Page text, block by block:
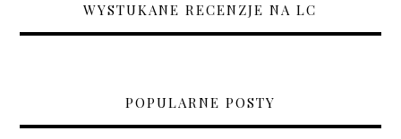
WYSTUKANE RECENZJE NA LC
POPULARNE POSTY